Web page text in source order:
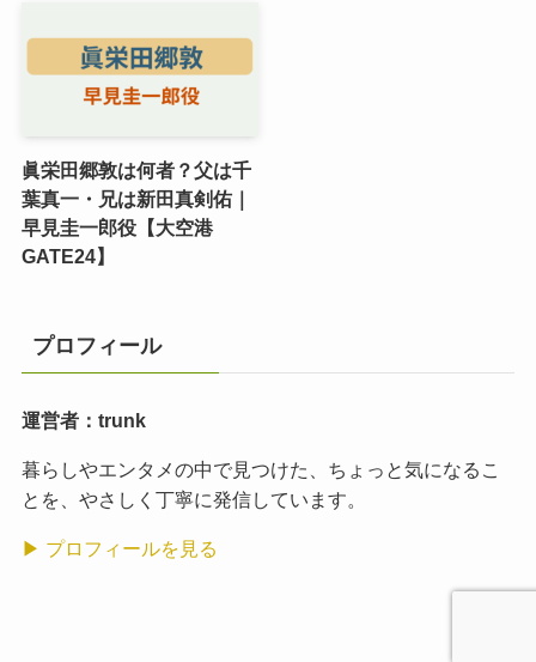
眞栄田郷敦は何者？父は千
葉真一・兄は新田真剣佑｜
早見圭一郎役【大空港
GATE24】
プロフィール
運営者：trunk
暮らしやエンタメの中で見つけた、ちょっと気になるこ
とを、やさしく丁寧に発信しています。
▶ プロフィールを見る